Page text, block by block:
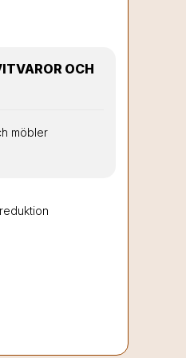
OCH
möbler